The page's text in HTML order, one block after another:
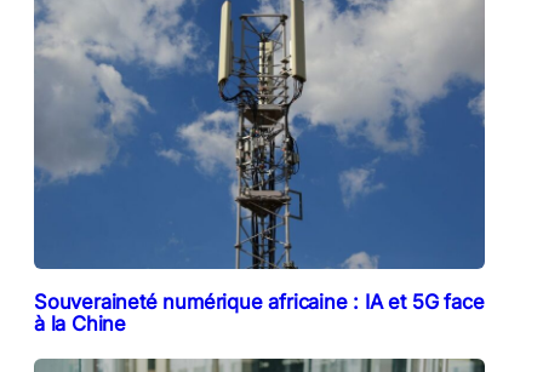
Souveraineté numérique africaine : IA et 5G face
à la Chine